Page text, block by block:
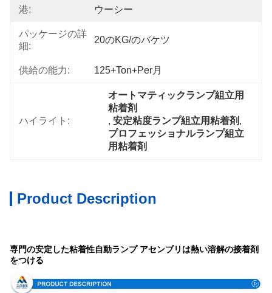
港: ウーシー
パッケージの詳
細:
20のKG/のバケツ
供給の能力: 125+Ton+per月
ハイライト:
オートマティックランプ組立用
粘着剤
, 安定粘度ランプ組立用粘着剤 ,
プロフェッショナルランプ組立
用粘着剤
Product Description
専門の安定した粘着性自動ランプ アセンブリは熱い溶解の接着剤
をつける